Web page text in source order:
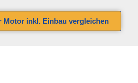
Motor inkl. Einbau vergleichen